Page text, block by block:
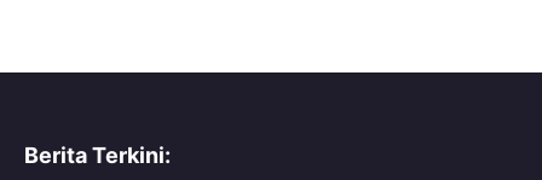
Berita Terkini: